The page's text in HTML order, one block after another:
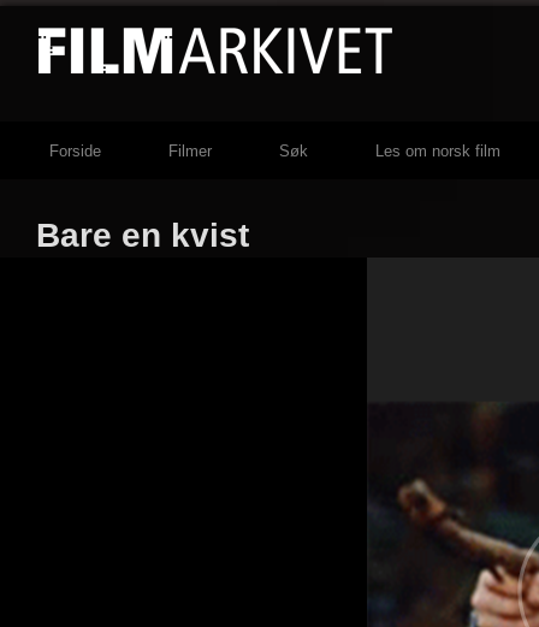
Forside Filmer Søk Les om norsk film
Bare en kvist